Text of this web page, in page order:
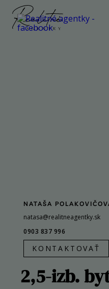
NÁŠ PRÍBEH
NÁŠ TÍM
ZREALIZOVANÉ
KONTAKT
NATAŠA
natasa@realitneagentky.sk
0903 837 996
KONTAKTOVAŤ
2,5-izb.